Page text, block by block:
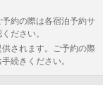
約の際は各宿泊予約サ
ださい。
されます。ご予約の際
続きください。